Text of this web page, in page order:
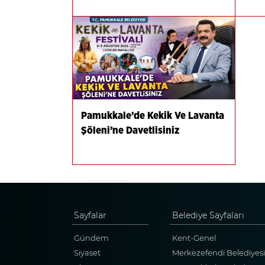
Pamukkale’de Kekik Ve Lavanta
Şöleni’ne Davetlisiniz
Sayfalar
Gündem
Siyaset
Belediye Sayfaları
Kent-Genel
Merkezefendi Belediyesi